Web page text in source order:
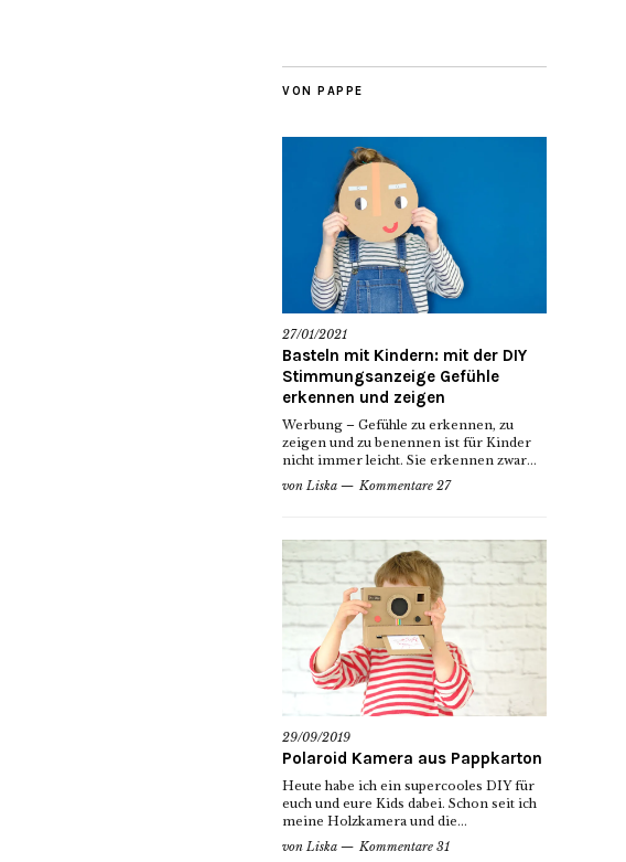
VON PAPPE
27/01/2021
Basteln mit Kindern: mit der DIY
Stimmungsanzeige Gefühle
erkennen und zeigen
Werbung – Gefühle zu erkennen, zu
zeigen und zu benennen ist für Kinder
nicht immer leicht. Sie erkennen zwar...
von Liska Kommentare 27
29/09/2019
Polaroid Kamera aus Pappkarton
Heute habe ich ein supercooles DIY für
euch und eure Kids dabei. Schon seit ich
meine Holzkamera und die...
von Liska Kommentare 31